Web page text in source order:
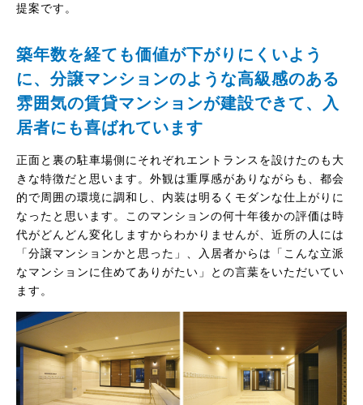
提案です。
築年数を経ても価値が下がりにくいよう
に、分譲マンションのような高級感のある
雰囲気の賃貸マンションが建設できて、入
居者にも喜ばれています
正面と裏の駐車場側にそれぞれエントランスを設けたのも大
きな特徴だと思います。外観は重厚感がありながらも、都会
的で周囲の環境に調和し、内装は明るくモダンな仕上がりに
なったと思います。このマンションの何十年後かの評価は時
代がどんどん変化しますからわかりませんが、近所の人には
「分譲マンションかと思った」、入居者からは「こんな立派
なマンションに住めてありがたい」との言葉をいただいてい
ます。